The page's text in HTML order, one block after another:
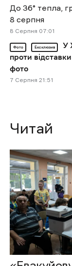
До 36° тепла,
8 серпня
8 Cерпня 07:01
Фото Ексклюзив
У
проти
фото
7 Cерпня 21:51
Читай